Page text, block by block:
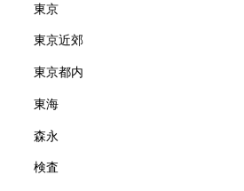
東京
東京近郊
東京都内
東海
森永
検査